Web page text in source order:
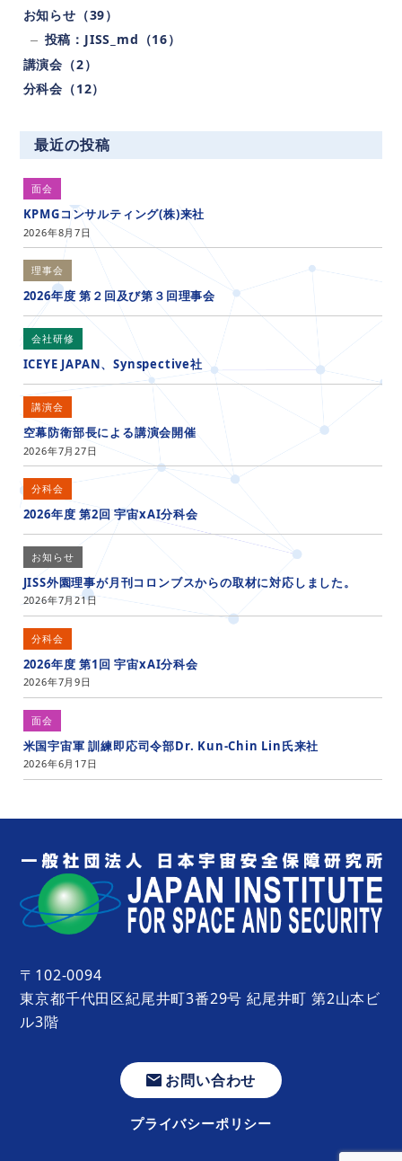
お知らせ（39）
投稿：JISS_md（16）
講演会（2）
分科会（12）
最近の投稿
面会
KPMGコンサルティング(株)来社
2026年8月7日
理事会
2026年度 第２回及び第３回理事会
会社研修
ICEYE JAPAN、Synspective社
講演会
空幕防衛部長による講演会開催
2026年7月27日
分科会
2026年度 第2回 宇宙xAI分科会
お知らせ
JISS外園理事が月刊コロンブスからの取材に対応しました。
2026年7月21日
分科会
2026年度 第1回 宇宙xAI分科会
2026年7月9日
面会
米国宇宙軍 訓練即応司令部Dr. Kun-Chin Lin氏来社
2026年6月17日
〒102-0094
東京都千代田区紀尾井町3番29号 紀尾井町 第2山本ビ
ル3階
お問い合わせ
プライバシーポリシー